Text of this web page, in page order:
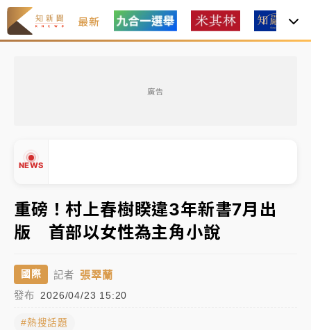
最新
廣告
NEWS
中信慈善基金會想增加董事人數！辜仲諒向法院聲請遭
駁 理由曝光
故宮《龍藏經》特展第2檔！今線上預約開賣一度塞車
周六起展出延長至晚上7時
台東農業處長涉圖利渡假村！東檢抗告成功 今重開羈
父親節泡湯了！中颱白海豚雨彈轟3天 「紅到發紫」降
雨熱區曝
重磅！村上春樹睽違3年新書7月出
版 首部以女性為主角小說
國際 記者 張翠蘭
發布 2026/04/23 15:20
#熱搜話題